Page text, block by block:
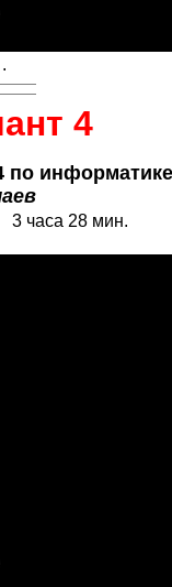
.
4
по
часа 28 мин.